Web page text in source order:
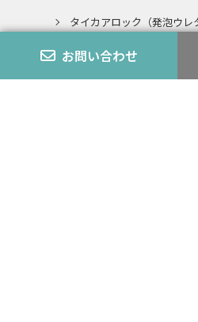
お問い合わせ
タイカアロック（発泡ウレ
発泡ウレタンとの複合
エコアロック